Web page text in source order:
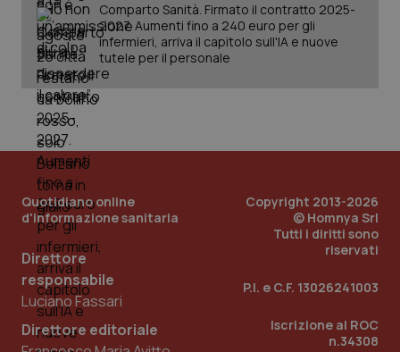
Comparto Sanità. Firmato il contratto 2025-
2027. Aumenti fino a 240 euro per gli
infermieri, arriva il capitolo sull'IA e nuove
tutele per il personale
Quotidiano online
d'informazione sanitaria
Direttore
responsabile
Luciano Fassari
Direttore editoriale
Copyright 2013-2026
© Homnya Srl
Tutti i diritti sono
riservati
P.I. e C.F. 13026241003
Iscrizione al ROC
n.34308
PHPSESSID